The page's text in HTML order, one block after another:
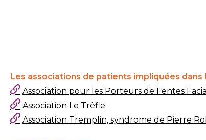
Les associations de patients impliquées dans
Association pour les Porteurs de Fentes
Association Le Trèfle
Association Tremplin,syndrome de Pierre